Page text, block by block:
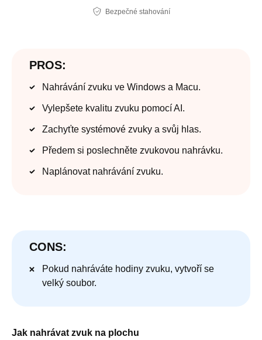
Bezpečné stahování
PROS:
Nahrávání zvuku ve Windows a Macu.
Vylepšete kvalitu zvuku pomocí AI.
Zachyťte systémové zvuky a svůj hlas.
Předem si poslechněte zvukovou nahrávku.
Naplánovat nahrávání zvuku.
CONS:
Pokud nahráváte hodiny zvuku, vytvoří se
velký soubor.
Jak nahrávat zvuk na plochu